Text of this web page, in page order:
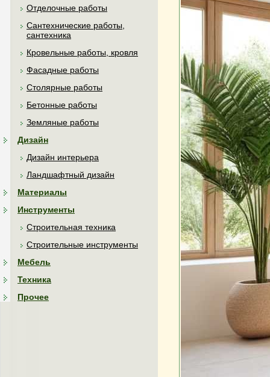
Отделочные работы
Сантехнические работы,
сантехника
Кровельные работы, кровля
Фасадные работы
Столярные работы
Бетонные работы
Земляные работы
Дизайн
Дизайн интерьера
Ландшафтный дизайн
Материалы
Инструменты
Строительная техника
Строительные инструменты
Мебель
Техника
Прочее